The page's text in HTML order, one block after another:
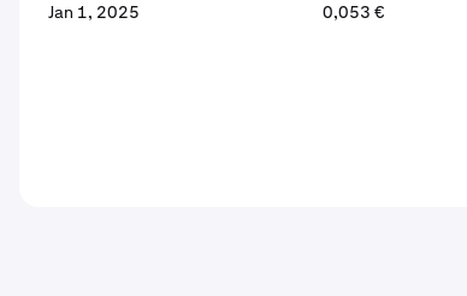
Jan 1, 2025 0,053 €